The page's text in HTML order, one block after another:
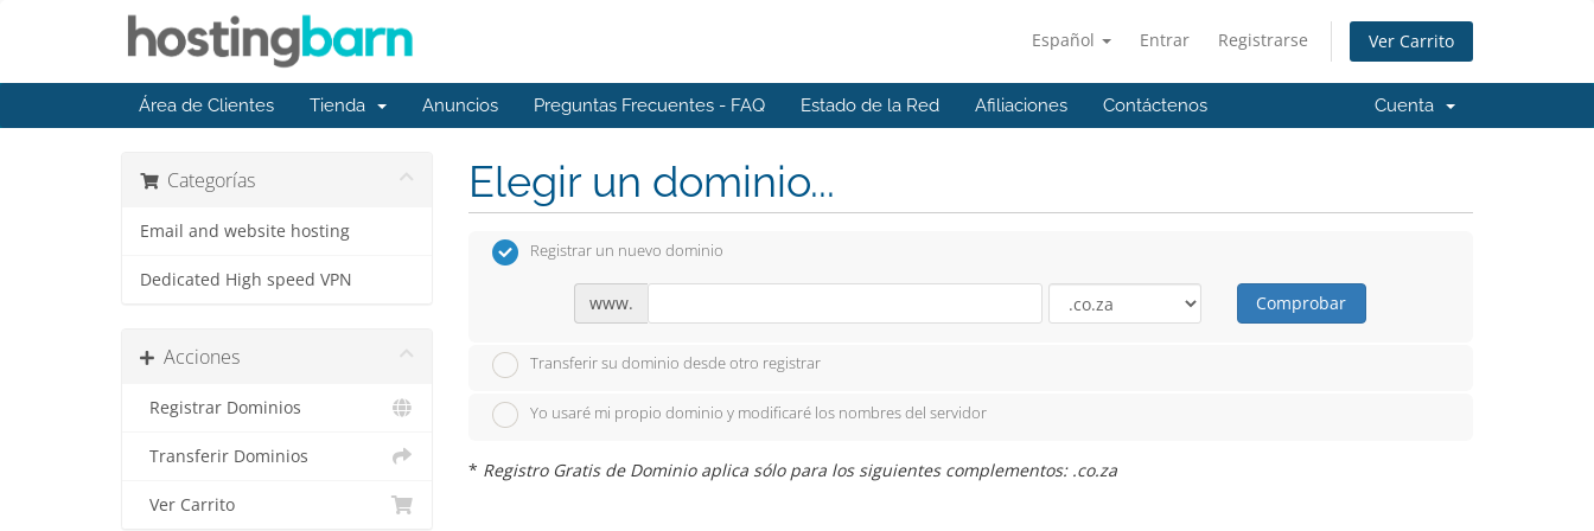
Español Entrar Registrarse Ver Carrito
Área de Clientes Tienda Anuncios Preguntas Frecuentes - FAQ Estado de la Red Afiliaciones Contáctenos Cuenta
Categorías
Email and website hosting
Dedicated High speed VPN
Acciones
Registrar Dominios
Transferir Dominios
Ver Carrito
Elegir un dominio...
Registrar un nuevo dominio
www. Comprobar
Transferir su dominio desde otro registrar
Yo usaré mi propio dominio y modificaré los nombres del servidor
* Registro Gratis de Dominio aplica sólo para los siguientes complementos: .co.za